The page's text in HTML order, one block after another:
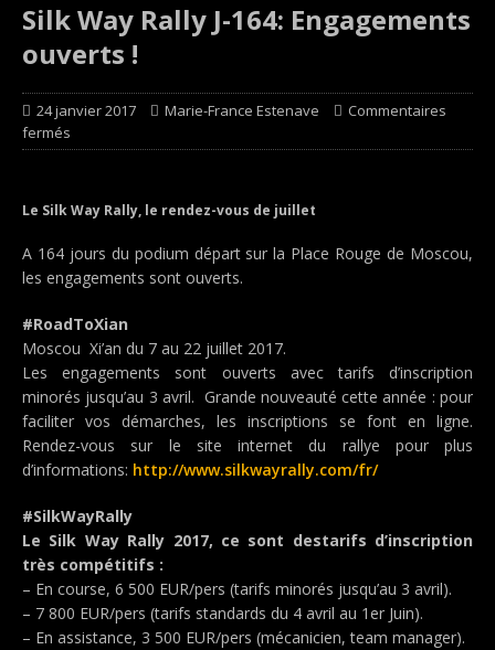
Silk Way Rally J-164: Engagements
ouverts !
24 janvier 2017 Marie-France Estenave
Commentaires
fermés
Le Silk Way Rally, le rendez-vous de juillet
A 164 jours du podium départ sur la Place Rouge de Moscou,
les engagements sont ouverts.
#RoadToXian
Moscou  Xi’an du 7 au 22 juillet 2017.
Les engagements sont ouverts avec tarifs d’inscription
minorés jusqu’au 3 avril. Grande nouveauté cette année : pour
faciliter vos démarches, les inscriptions se font en ligne.
Rendez-vous sur le site internet du rallye pour plus
d’informations: http://www.silkwayrally.com/fr/
#SilkWayRally
Le Silk Way Rally 2017, ce sont destarifs d’inscription
très compétitifs :
– En course, 6 500 EUR/pers (tarifs minorés jusqu’au 3 avril).
– 7 800 EUR/pers (tarifs standards du 4 avril au 1er Juin).
– En assistance, 3 500 EUR/pers (mécanicien, team manager).